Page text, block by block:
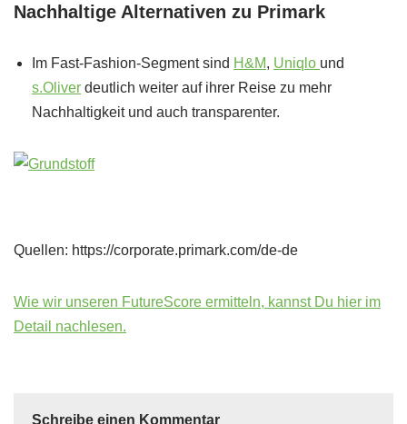
Nachhaltige Alternativen zu Primark
Im Fast-Fashion-Segment sind H&M, Uniqlo und
s.Oliver deutlich weiter auf ihrer Reise zu mehr
Nachhaltigkeit und auch transparenter.
Quellen: https://corporate.primark.com/de-de
Wie wir unseren FutureScore ermitteln, kannst Du hier im
Detail nachlesen.
Schreibe einen Kommentar